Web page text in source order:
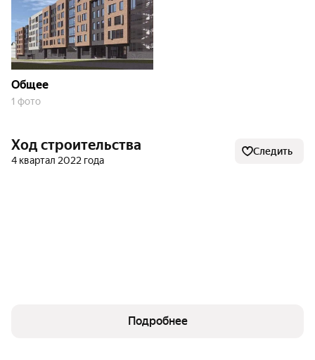
Одно из ключевых преимуществ «Аристократа» —
отличная транспортная доступность. Ближайшие
остановки общественного транспорта находятся всего
в нескольких минутах ходьбы:
«Университет имени Добролюбова» — 136 м;
«Сенная площадь» — 570 м;
Инфраструктура
Общее
1 фото
Ход строительства
4 квартал 2022 года
Следить
Подробнее